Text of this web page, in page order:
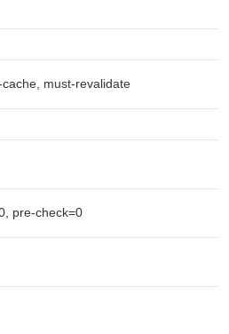
must-revalidate
pre-check=0